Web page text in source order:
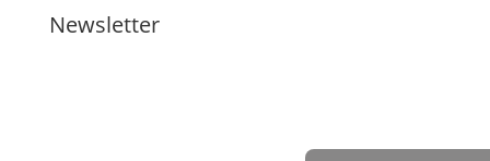
Newsletter